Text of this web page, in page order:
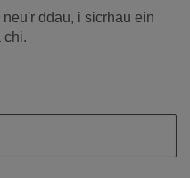
ddau, i sicrhau ein
chi.